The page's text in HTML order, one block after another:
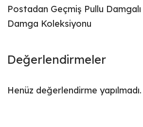
Postadan Geçmiş Pullu
Damga Koleksiyonu
Değerlendirmeler
Henüz değerlendirme yapılmadı.